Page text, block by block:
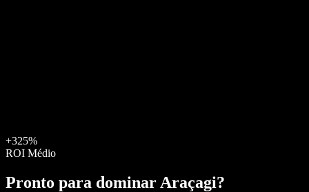
+325%
ROI Médio
Pronto para dominar Araçagi?